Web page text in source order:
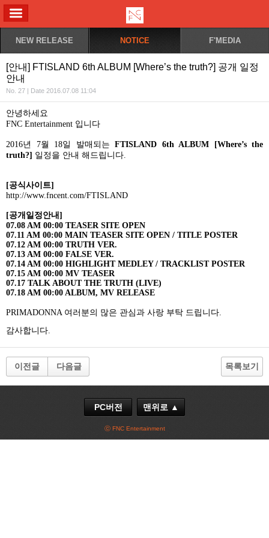
NEW RELEASE NOTICE F'MEDIA
[안내] FTISLAND 6th ALBUM [Where’s the truth?] 공개 일정
안내
No. 27 | Date 2016.07.08 11:04
안녕하세요
FNC Entertainment 입니다
2016년 7월 18일 발매되는 FTISLAND 6thALBUM [Where’s the
truth?] 일정을 안내 해드립니다.
[공식사이트]
http://www.fncent.com/FTISLAND
[공개일정안내 ]
07.08 AM 00:00 TEASER SITE OPEN
07.11 AM 00:00 MAIN TEASER SITE OPEN / TITLE POSTER
07.12 AM 00:00 TRUTH VER.
07.13 AM 00:00 FALSE VER.
07.14 AM 00:00 HIGHLIGHT MEDLEY / TRACKLIST POSTER
07.15 AM 00:00 MV TEASER
07.17 TALK ABOUT THE TRUTH (LIVE)
07.18 AM 00:00 ALBUM, MV RELEASE
PRIMADONNA 여러분의 많은 관심과 사랑 부탁 드립니다.
감사합니다.
이전글 다음글 목록보기
PC버전 맨위로 ▲
ⓒ FNC Entertainment